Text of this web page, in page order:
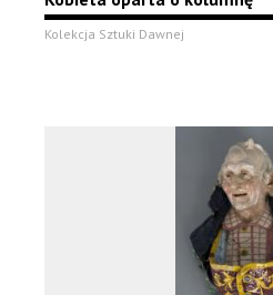
Kolekcja Sztuki Dawnej